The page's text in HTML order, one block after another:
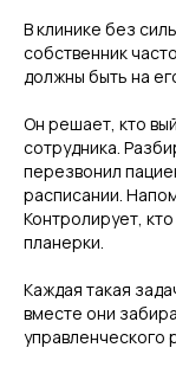
В клинике без
собственник
должны быть на
Он решает, кто
сотрудника.
перезвонил
расписании.
Контролирует,
планерки.
Каждая такая
вместе они
управленческого